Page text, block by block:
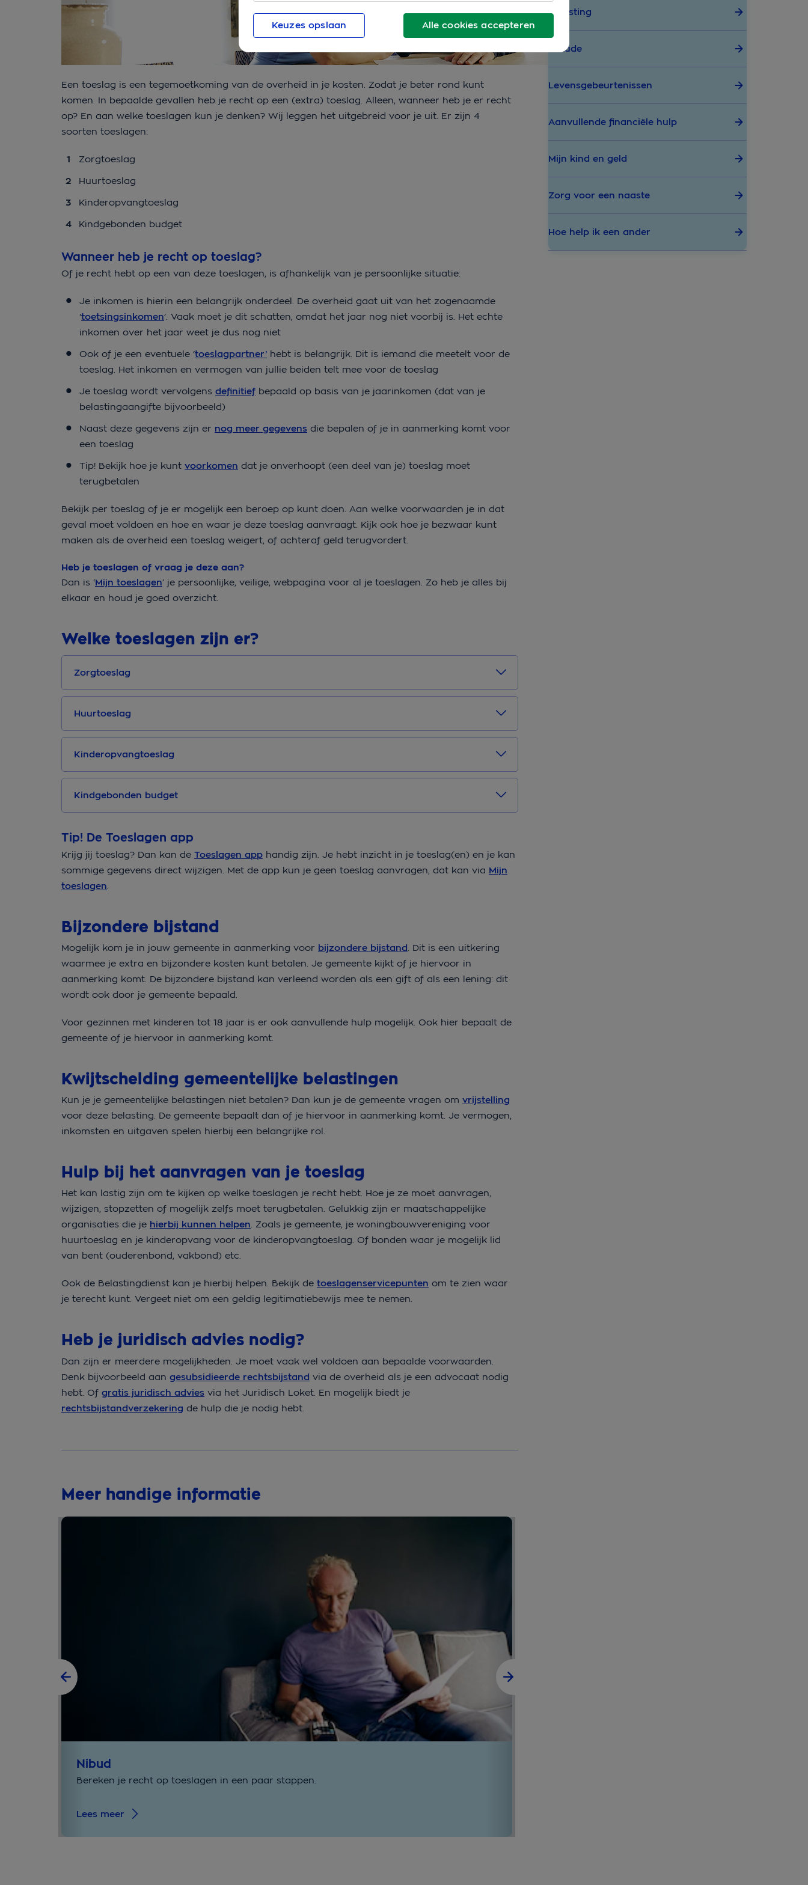
Een toeslag is een tegemoetkoming van de overheid in je kosten. Zodat je beter rond kunt
komen. In bepaalde gevallen heb je recht op een (extra) toeslag. Alleen, wanneer heb je er recht
op? En aan welke toeslagen kun je denken? Wij leggen het uitgebreid voor je uit. Er zijn 4
soorten toeslagen:
Zorgtoeslag
Huurtoeslag
Kinderopvangtoeslag
Kindgebonden budget
Wanneer heb je recht op toeslag?
Of je recht hebt op een van deze toeslagen, is afhankelijk van je persoonlijke situatie:
Je inkomen is hierin een belangrijk onderdeel. De overheid gaat uit van het zogenaamde
‘toetsingsinkomen’. Vaak moet je dit schatten, omdat het jaar nog niet voorbij is. Het echte
inkomen over het jaar weet je dus nog niet
Ook of je een eventuele ‘toeslagpartner’ hebt is belangrijk. Dit is iemand die meetelt voor de
toeslag. Het inkomen en vermogen van jullie beiden telt mee voor de toeslag
Je toeslag wordt vervolgens definitief bepaald op basis van je jaarinkomen (dat van je
belastingaangifte bijvoorbeeld)
Naast deze gegevens zijn er nog meer gegevens die bepalen of je in aanmerking komt voor
een toeslag
Tip! Bekijk hoe je kunt voorkomen dat je onverhoopt (een deel van je) toeslag moet
terugbetalen
Bekijk per toeslag of je er mogelijk een beroep op kunt doen. Aan welke voorwaarden je in dat
geval moet voldoen en hoe en waar je deze toeslag aanvraagt. Kijk ook hoe je bezwaar kunt
maken als de overheid een toeslag weigert, of achteraf geld terugvordert.
Heb je toeslagen of vraag je deze aan?
Dan is ‘Mijn toeslagen’ je persoonlijke, veilige, webpagina voor al je toeslagen. Zo heb je alles bij
elkaar en houd je goed overzicht.
Welke toeslagen zijn er?
Zorgtoeslag
Huurtoeslag
Kinderopvangtoeslag
Kindgebonden budget
Tip! De Toeslagen app
Krijg jij toeslag? Dan kan de Toeslagen app handig zijn. Je hebt inzicht in je toeslag(en) en je kan
sommige gegevens direct wijzigen. Met de app kun je geen toeslag aanvragen, dat kan via Mijn
toeslagen
Bijzondere bijstand
Mogelijk kom je in jouw gemeente in aanmerking voor bijzondere bijstand. Dit is een uitkering
waarmee je extra en bijzondere kosten kunt betalen. Je gemeente kijkt of je hiervoor in
aanmerking komt. De bijzondere bijstand kan verleend worden als een gift of als een lening: dit
wordt ook door je gemeente bepaald.
Voor gezinnen met kinderen tot 18 jaar is er ook aanvullende hulp mogelijk. Ook hier bepaalt de
gemeente of je hiervoor in aanmerking komt.
Kwijtschelding gemeentelijke belastingen
Kun je je gemeentelijke belastingen niet betalen? Dan kun je de gemeente vragen om vrijstelling
voor deze belasting. De gemeente bepaalt dan of je hiervoor in aanmerking komt. Je vermogen,
inkomsten en uitgaven spelen hierbij een belangrijke rol.
Hulp bij het aanvragen van je toeslag
Het kan lastig zijn om te kijken op welke toeslagen je recht hebt. Hoe je ze moet aanvragen,
wijzigen, stopzetten of mogelijk zelfs moet terugbetalen. Gelukkig zijn er maatschappelijke
organisaties die je hierbij kunnen helpen. Zoals je gemeente, je woningbouwvereniging voor
huurtoeslag en je kinderopvang voor de kinderopvangtoeslag. Of bonden waar je mogelijk lid
van bent (ouderenbond, vakbond) etc.
Ook de Belastingdienst kan je hierbij helpen. Bekijk de toeslagenservicepunten om te zien waar
je terecht kunt. Vergeet niet om een geldig legitimatiebewijs mee te nemen.
Heb je juridisch advies nodig?
Dan zijn er meerdere mogelijkheden. Je moet vaak wel voldoen aan bepaalde voorwaarden.
Denk bijvoorbeeld aan gesubsidieerde rechtsbijstand via de overheid als je een advocaat nodig
hebt. Of gratis juridisch advies via het Juridisch Loket. En mogelijk biedt je
rechtsbijstandverzekering de hulp die je nodig hebt.
Meer handige informatie
Nibud
Bereken je recht op toeslagen in een paar stappen.
Lees meer
Belasting
Fraude
Levensgebeurtenissen
Aanvullende financiële hulp
Mijn kind en geld
Zorg voor een naaste
Hoe help ik een ander
Alle cookies accepteren
Keuzes opslaan